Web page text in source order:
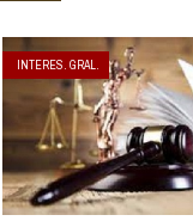
INTERES. GRAL.